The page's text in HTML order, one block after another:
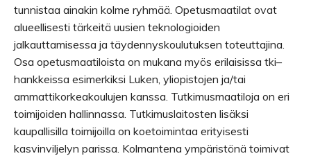
tunnistaa ainakin kolme ryhmää. Opetusmaatilat ovat
alueellisesti tärkeitä uusien teknologioiden
jalkauttamisessa ja täydennyskoulutuksen toteuttajina.
Osa opetusmaatiloista on mukana myös erilaisissa tki–
hankkeissa esimerkiksi Luken, yliopistojen ja/tai
ammattikorkeakoulujen kanssa. Tutkimusmaatiloja on eri
toimijoiden hallinnassa. Tutkimuslaitosten lisäksi
kaupallisilla toimijoilla on koetoimintaa erityisesti
kasvinviljelyn parissa. Kolmantena ympäristönä toimivat